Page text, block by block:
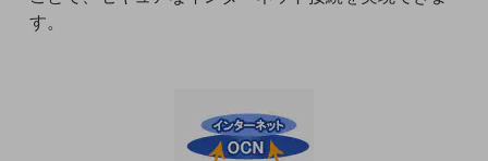
セキュリティ
す。